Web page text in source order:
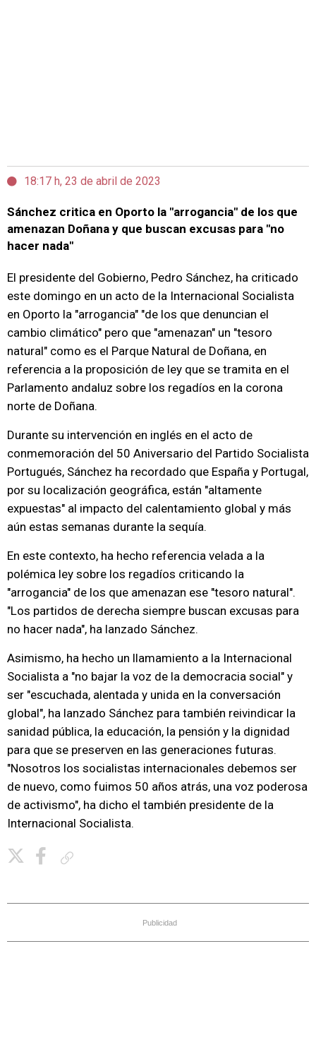
18:17 h, 23 de abril de 2023
Sánchez critica en Oporto la "arrogancia" de los que
amenazan Doñana y que buscan excusas para "no
hacer nada"
El presidente del Gobierno, Pedro Sánchez, ha criticado
este domingo en un acto de la Internacional Socialista
en Oporto la "arrogancia" "de los que denuncian el
cambio climático" pero que "amenazan" un "tesoro
natural" como es el Parque Natural de Doñana, en
referencia a la proposición de ley que se tramita en el
Parlamento andaluz sobre los regadíos en la corona
norte de Doñana.
Durante su intervención en inglés en el acto de
conmemoración del 50 Aniversario del Partido Socialista
Portugués, Sánchez ha recordado que España y Portugal,
por su localización geográfica, están "altamente
expuestas" al impacto del calentamiento global y más
aún estas semanas durante la sequía.
En este contexto, ha hecho referencia velada a la
polémica ley sobre los regadíos criticando la
"arrogancia" de los que amenazan ese "tesoro natural".
"Los partidos de derecha siempre buscan excusas para
no hacer nada", ha lanzado Sánchez.
Asimismo, ha hecho un llamamiento a la Internacional
Socialista a "no bajar la voz de la democracia social" y
ser "escuchada, alentada y unida en la conversación
global", ha lanzado Sánchez para también reivindicar la
sanidad pública, la educación, la pensión y la dignidad
para que se preserven en las generaciones futuras.
"Nosotros los socialistas internacionales debemos ser
de nuevo, como fuimos 50 años atrás, una voz poderosa
de activismo", ha dicho el también presidente de la
Internacional Socialista.
Publicidad